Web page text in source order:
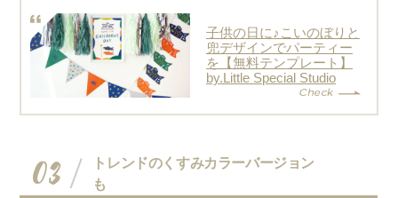
子供の日に♪こいのぼりと
兜デザインでパーティー
を【無料テンプレート】
by.Little Special Studio
03
トレンドのくすみカラーバージョン
も